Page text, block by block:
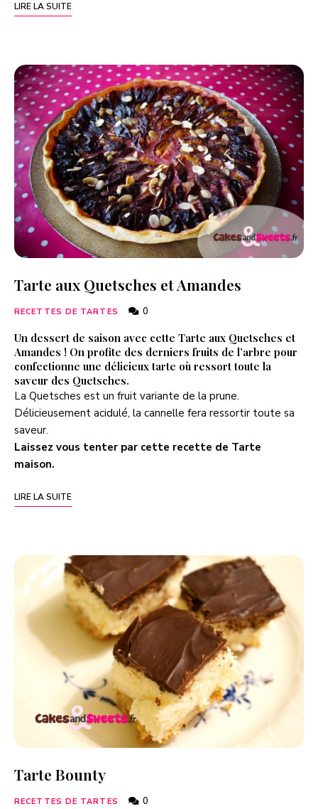
LIRE LA SUITE
Tarte aux Quetsches et Amandes
RECETTES DE TARTES 0
Un dessert de saison avec cette Tarte aux Quetsches et
Amandes ! On profite des derniers fruits de l’arbre pour
confectionne une délicieux tarte où ressort toute la
saveur des Quetsches.
La Quetsches est un fruit variante de la prune.
Délicieusement acidulé, la cannelle fera ressortir toute sa
saveur.
Laissez vous tenter par cette recette de Tarte
maison.
LIRE LA SUITE
Tarte Bounty
RECETTES DE TARTES 0